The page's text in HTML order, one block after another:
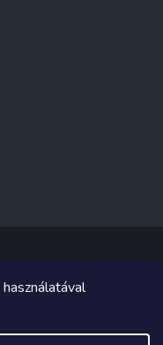
jog fenntartva.
Hlad&Shoptetak.cz.